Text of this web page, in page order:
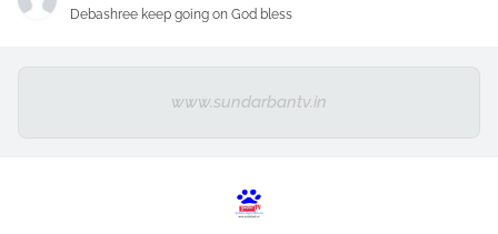
Debashree keep going on God bless
www.sundarbantv.in